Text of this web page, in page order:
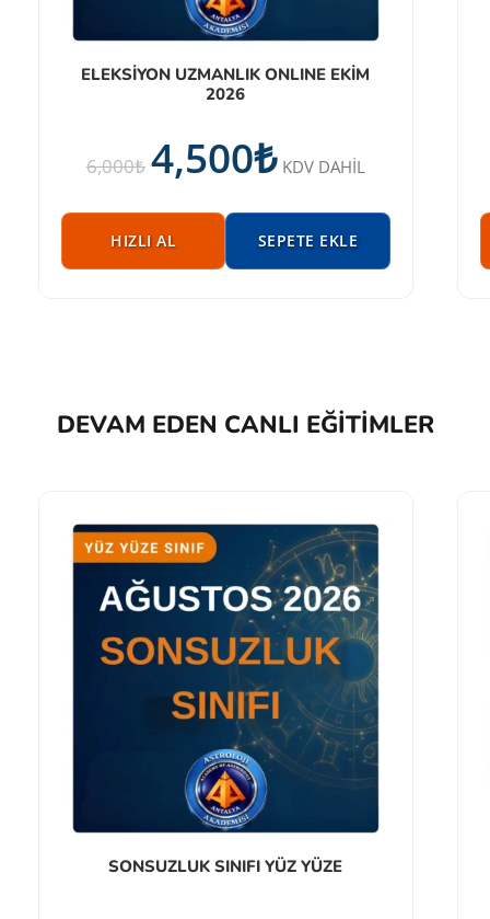
ELEKSİYON UZMANLIK ONLINE EKİM
2026
6,000₺ 4,500₺ KDV DAHİL
HIZLI AL SEPETE EKLE
DEVAM EDEN CANLI EĞITIMLER
SONSUZLUK SINIFI YÜZ YÜZE